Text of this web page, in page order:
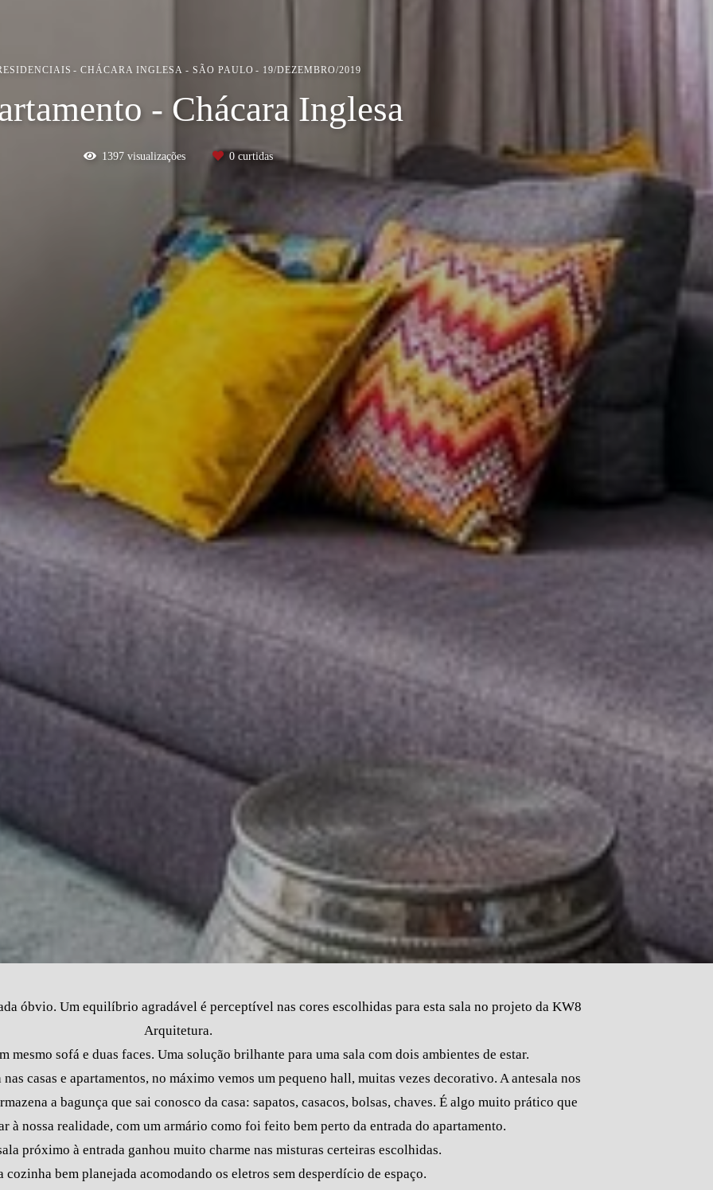
CHÁCARA INGLESA - SÃO PAULO 19/DEZEMBRO/2019
- Chácara Inglesa
1397 visualizações 0 curtidas
óbvio. Um equilíbrio agradável é perceptível nas cores escolhidas para esta sala no projeto da KW8
Arquitetura.
mesmo sofá e duas faces. Uma solução brilhante para uma sala com dois ambientes de estar.
casas e apartamentos, no máximo vemos um pequeno hall, muitas vezes decorativo. A antesala nos
a bagunça que sai conosco da casa: sapatos, casacos, bolsas, chaves. É algo muito prático que
à nossa realidade, com um armário como foi feito bem perto da entrada do apartamento.
próximo à entrada ganhou muito charme nas misturas certeiras escolhidas.
cozinha bem planejada acomodando os eletros sem desperdício de espaço.